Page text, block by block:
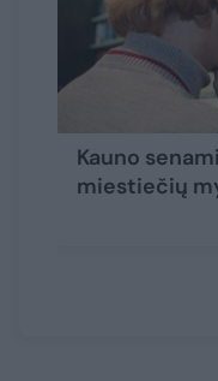
Kauno
miestiečių